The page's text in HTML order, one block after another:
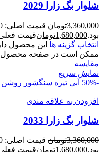
شلوار بگ زارا 2029
3,360,000تومان
بود.1,680,000تومانقیمت فعلی:
انتخاب گزینه ها این محصول
ممکن است در صفحه محصول
مقايسه
نمایش سریع
-50%
آبی تیره سنگشور روشن
افزودن به علاقه مندی
شلوار بگ زارا 2033
3,360,000تومان
بود.1,680,000تومانقیمت فعلی: